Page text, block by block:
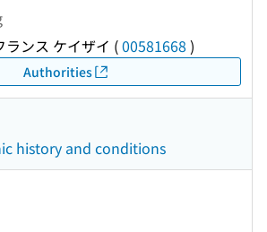
ランス ケイザイ (00581668 )
Authorities
history and conditions